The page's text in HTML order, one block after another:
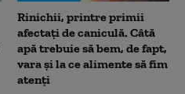
Rinichii, printre primii
afectați de caniculă. Câtă
apă trebuie să bem, de fapt,
vara și la ce alimente să fim
atenți